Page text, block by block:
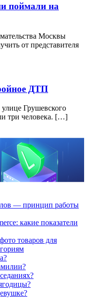
поймали на
Москвы
от представителя
ДТП
Грушевского
три человека. […]
— принцип работы
какие показатели
товаров для